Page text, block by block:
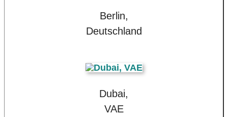
Berlin,
Deutschland
Dubai,
VAE